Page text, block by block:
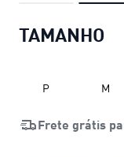
TAMANHO
P M
Frete grátis